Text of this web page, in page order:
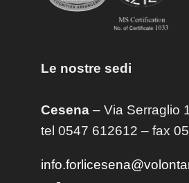
Le nostre sedi
Cesena– Via Serraglio
tel 0547 612612 – fax